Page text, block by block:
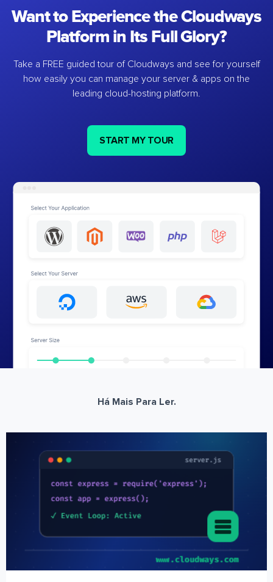
Want to Experience the Cloudways
Platform in Its Full Glory?
Take a FREE guided tour of Cloudways and see for yourself
how easily you can manage your server & apps on the
leading cloud-hosting platform.
START MY TOUR
Há Mais Para Ler.